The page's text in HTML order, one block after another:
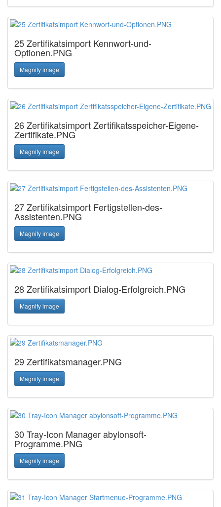
25 Zertifikatsimport Kennwort-und-
Optionen.PNG
Magnify image
26 Zertifikatsimport Zertifikatsspeicher-Eigene-
Zertifikate.PNG
Magnify image
27 Zertifikatsimport Fertigstellen-des-
Assistenten.PNG
Magnify image
28 Zertifikatsimport Dialog-Erfolgreich.PNG
Magnify image
29 Zertifikatsmanager.PNG
Magnify image
30 Tray-Icon Manager abylonsoft-
Programme.PNG
Magnify image